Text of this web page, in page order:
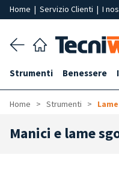
Home | Servizio Clienti | I
Strumenti Benessere
Home Strumenti
Manici e lame